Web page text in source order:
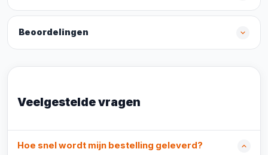
Beoordelingen
Veelgestelde vragen
Hoe snel wordt mijn bestelling geleverd?